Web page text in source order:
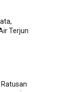
Terjun